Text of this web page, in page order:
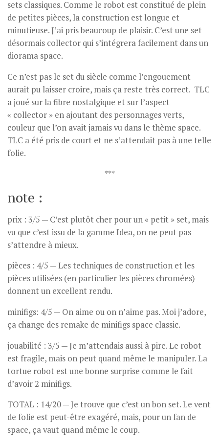
sets classiques. Comme le robot est constitué de plein
de petites pièces, la construction est longue et
minutieuse. J’ai pris beaucoup de plaisir. C’est une set
désormais collector qui s’intégrera facilement dans un
diorama space.
Ce n’est pas le set du siècle comme l’engouement
aurait pu laisser croire, mais ça reste très correct. TLC
a joué sur la fibre nostalgique et sur l’aspect
« collector » en ajoutant des personnages verts,
couleur que l’on avait jamais vu dans le thème space.
TLC a été pris de court et ne s’attendait pas à une telle
folie.
***
note :
prix : 3/5 — C’est plutôt cher pour un « petit » set, mais
vu que c’est issu de la gamme Idea, on ne peut pas
s’attendre à mieux.
pièces : 4/5 — Les techniques de construction et les
pièces utilisées (en particulier les pièces chromées)
donnent un excellent rendu.
minifigs: 4/5 — On aime ou on n’aime pas. Moi j’adore,
ça change des remake de minifigs space classic.
jouabilité : 3/5 — Je m’attendais aussi à pire. Le robot
est fragile, mais on peut quand même le manipuler. La
tortue robot est une bonne surprise comme le fait
d’avoir 2 minifigs.
TOTAL : 14/20 — Je trouve que c’est un bon set. Le vent
de folie est peut-être exagéré, mais, pour un fan de
space, ça vaut quand même le coup.